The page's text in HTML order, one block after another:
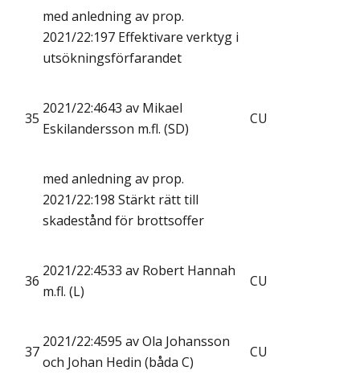
med anledning av prop.
2021/22:197 Effektivare verktyg i
utsökningsförfarandet
35
2021/22:4643 av Mikael
Eskilandersson m.fl. (SD)
CU
med anledning av prop.
2021/22:198 Stärkt rätt till
skadestånd för brottsoffer
36
2021/22:4533 av Robert Hannah
m.fl. (L)
CU
37
2021/22:4595 av Ola Johansson
och Johan Hedin (båda C)
CU